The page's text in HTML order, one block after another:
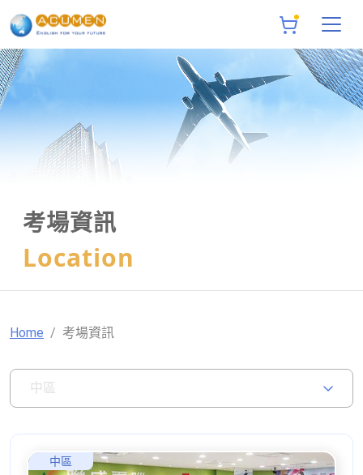
考場資訊
Location
Home 考場資訊
中區
中區